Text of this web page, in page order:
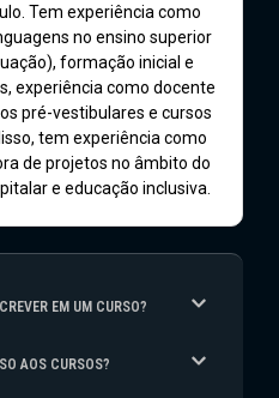
Tem experiência como
no ensino superior
formação inicial e
experiência como docente
pré-vestibulares e cursos
tem experiência como
de projetos no âmbito do
e educação inclusiva.
EM UM CURSO?
AOS CURSOS?